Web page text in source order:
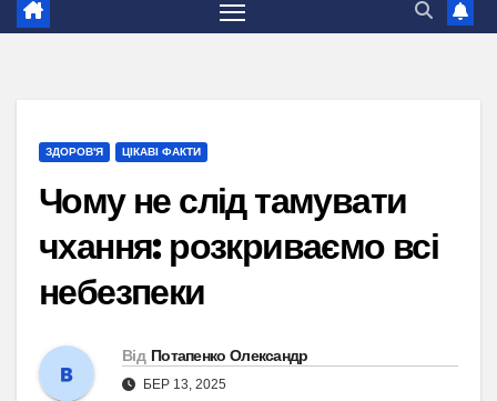
ЗДОРОВ'Я ЦІКАВІ ФАКТИ
Чому не слід тамувати
чхання: розкриваємо всі
небезпеки
Від Потапенко Олександр
БЕР 13, 2025